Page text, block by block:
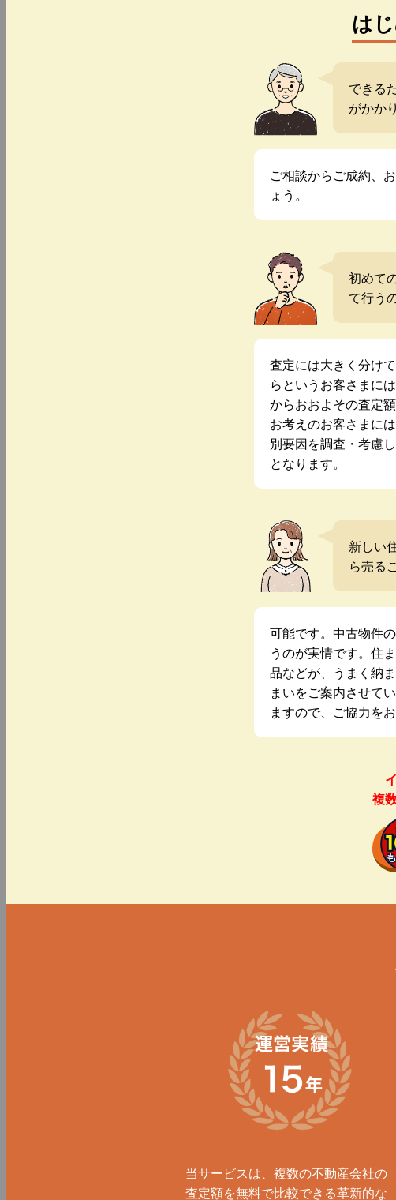
は
できる
がかか
ご相談からご成約、
ょう。
初めて
て行う
査定には大きく分け
らというお客さまに
からおおよその査定
お考えのお客さまに
別要因を調査・考慮
となります。
新しい
ら売る
可能です。中古物件
うのが実情です。住
品などが、うまく納
まいをご案内させて
ますので、ご協力を
複
当サービスは、複数の不動産会社の
査定額を無料で比較できる革新的な